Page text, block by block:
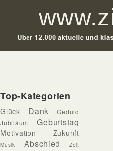
Top-Kategorien
Glück Dank
Geduld
Jubiläum
Geburtstag
Motivation Zukunft
Musik Abschied Zeit